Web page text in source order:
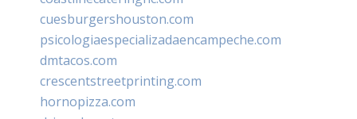
cuesburgershouston.com
psicologiaespecializadaencampeche.com
dmtacos.com
crescentstreetprinting.com
hornopizza.com